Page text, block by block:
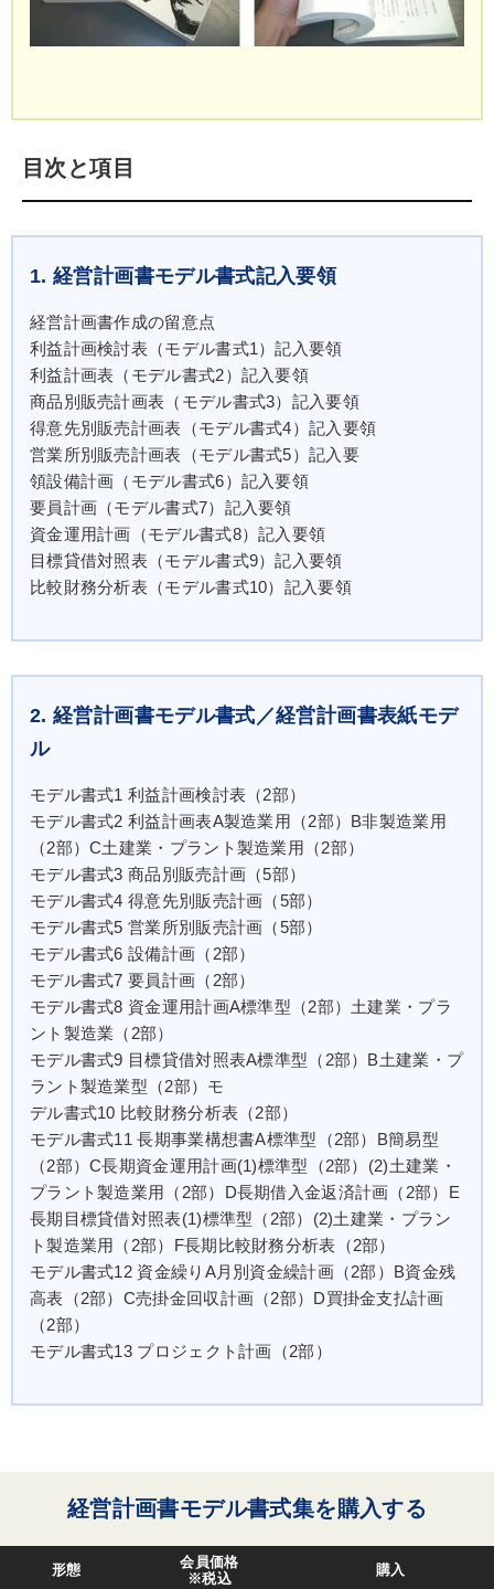
目次と項目
1. 経営計画書モデル書式記入要領
経営計画書作成の留意点
利益計画検討表（モデル書式1）記入要領
利益計画表（モデル書式2）記入要領
商品別販売計画表（モデル書式3）記入要領
得意先別販売計画表（モデル書式4）記入要領
営業所別販売計画表（モデル書式5）記入要
領設備計画（モデル書式6）記入要領
要員計画（モデル書式7）記入要領
資金運用計画（モデル書式8）記入要領
目標貸借対照表（モデル書式9）記入要領
比較財務分析表（モデル書式10）記入要領
2. 経営計画書モデル書式／経営計画書表紙モデ
ル
モデル書式1 利益計画検討表（2部）
モデル書式2 利益計画表A製造業用（2部）B非製造業用
（2部）C土建業・プラント製造業用（2部）
モデル書式3 商品別販売計画（5部）
モデル書式4 得意先別販売計画（5部）
モデル書式5 営業所別販売計画（5部）
モデル書式6 設備計画（2部）
モデル書式7 要員計画（2部）
モデル書式8 資金運用計画A標準型（2部）土建業・プラ
ント製造業（2部）
モデル書式9 目標貸借対照表A標準型（2部）B土建業・プ
ラント製造業型（2部）モ
デル書式10 比較財務分析表（2部）
モデル書式11 長期事業構想書A標準型（2部）B簡易型
（2部）C長期資金運用計画(1)標準型（2部）(2)土建業・
プラント製造業用（2部）D長期借入金返済計画（2部）E
長期目標貸借対照表(1)標準型（2部）(2)土建業・プラン
ト製造業用（2部）F長期比較財務分析表（2部）
モデル書式12 資金繰りA月別資金繰計画（2部）B資金残
高表（2部）C売掛金回収計画（2部）D買掛金支払計画
（2部）
モデル書式13 プロジェクト計画（2部）
経営計画書モデル書式集を購入する
形態
会員価格
※税込
購入